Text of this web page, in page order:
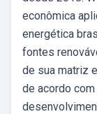
econômica
energética
fontes
de sua matriz
de acordo